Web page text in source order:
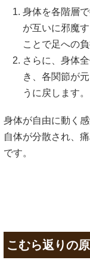
身体を各階層
が互いに邪魔
ことで足への
さらに、身体
き、各関節が
うに戻します。
身体が自由に動く
自体が分散され、
です。
こむら返りの